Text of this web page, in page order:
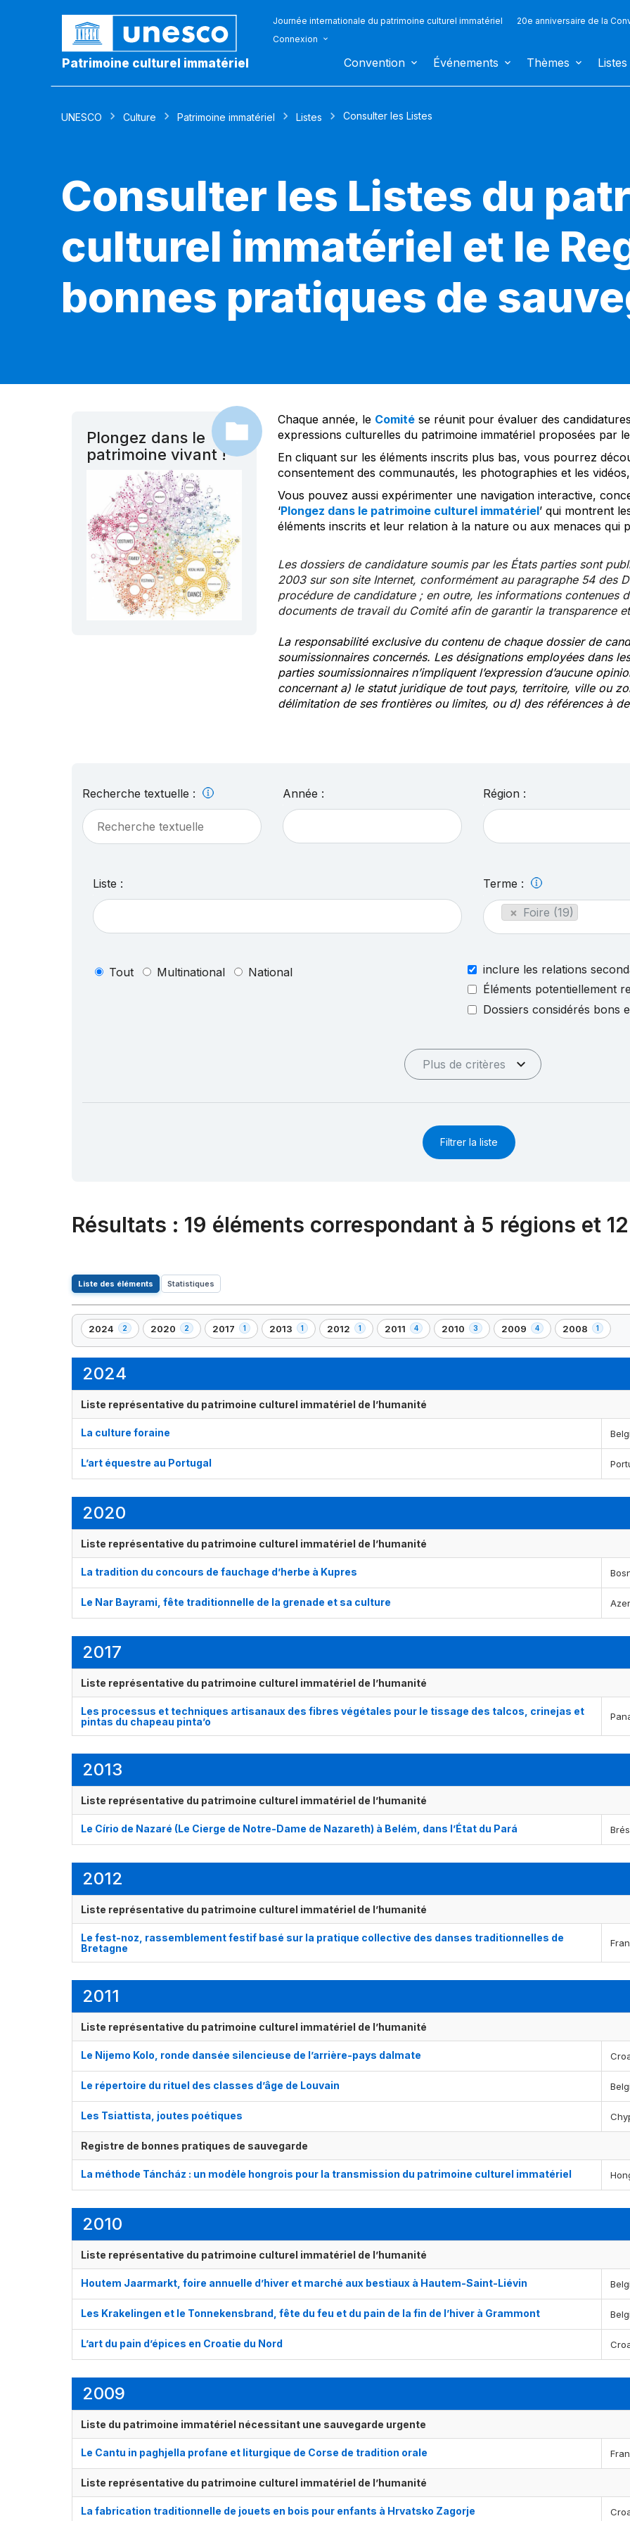
Patrimoine culturel immatériel
Journée internationale du patrimoine culturel immatériel 20e anniversaire de la
Connexion
Convention Événements Thèmes Listes
UNESCO Culture Patrimoine immatériel Listes Consulter les Listes
Consulter les Listes du
culturel immatériel et le
bonnes pratiques de
Plongez dans le
patrimoine vivant !
Chaque année, le Comitése réunit pour évaluer des
expressions culturelles du patrimoine immatériel proposées par
En cliquant sur les éléments inscrits plus bas, vous pourrez
consentement des communautés, les photographies et les
Vous pouvez aussi expérimenter une navigation interactive,
‘Plongez dans le patrimoine culturel immatériel’ qui montrent
éléments inscrits et leur relation à la nature ou aux menaces qui
Les dossiers de candidature soumis par les États parties sont
2003 sur son site Internet, conformément au paragraphe 54 des
procédure de candidature ; en outre, les informations contenues
documents de travail du Comité afin de garantir la transparence et
La responsabilité exclusive du contenu de chaque dossier de
soumissionnaires concernés. Les désignations employées dans
parties soumissionnaires n’impliquent l’expression d’aucune
concernant a) le statut juridique de tout pays, territoire, ville ou
délimitation de ses frontières ou limites, ou d) des références à
Recherche textuelle : Année : Région :
Liste : Terme :
× Foire (19)
Tout Multinational National
inclure les relations
Éléments potentiellement
Dossiers considérés bons
Plus de critères
Filtrer la liste
Résultats : 19 éléments correspondant à 5 régions et
Liste des éléments Statistiques
2024 2
,
2
2020 2
,
2
2017 1
,
1
2013 1
,
1
2012 1
,
1
2011 4
,
4
2010 3
,
3
2009 4
,
4
2008 1
,
1
2024
Liste représentative du patrimoine culturel immatériel de l’humanité
La culture foraine
L’art équestre au Portugal
2020
Liste représentative du patrimoine culturel immatériel de l’humanité
La tradition du concours de fauchage d’herbe à Kupres
Le Nar Bayrami, fête traditionnelle de la grenade et sa culture
2017
Liste représentative du patrimoine culturel immatériel de l’humanité
Les processus et techniques artisanaux des fibres végétales pour le tissage des talcos, crinejas et
pintas du chapeau pinta’o
2013
Liste représentative du patrimoine culturel immatériel de l’humanité
Le Círio de Nazaré (Le Cierge de Notre-Dame de Nazareth) à Belém, dans l’État du Pará
2012
Liste représentative du patrimoine culturel immatériel de l’humanité
Le fest-noz, rassemblement festif basé sur la pratique collective des danses traditionnelles de
Bretagne
2011
Liste représentative du patrimoine culturel immatériel de l’humanité
Le Nijemo Kolo, ronde dansée silencieuse de l’arrière-pays dalmate
Le répertoire du rituel des classes d’âge de Louvain
Les Tsiattista, joutes poétiques
Registre de bonnes pratiques de sauvegarde
La méthode Táncház : un modèle hongrois pour la transmission du patrimoine culturel immatériel
2010
Liste représentative du patrimoine culturel immatériel de l’humanité
Houtem Jaarmarkt, foire annuelle d’hiver et marché aux bestiaux à Hautem-Saint-Liévin
Les Krakelingen et le Tonnekensbrand, fête du feu et du pain de la fin de l’hiver à Grammont
L’art du pain d’épices en Croatie du Nord
2009
Liste du patrimoine immatériel nécessitant une sauvegarde urgente
Le Cantu in paghjella profane et liturgique de Corse de tradition orale
Liste représentative du patrimoine culturel immatériel de l’humanité
La fabrication traditionnelle de jouets en bois pour enfants à Hrvatsko Zagorje